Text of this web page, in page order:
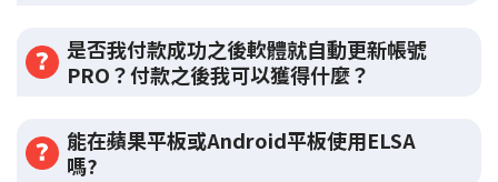
是否我付款成功之後軟體就自動更新帳號
PRO？付款之後我可以獲得什麼？
能在蘋果平板或Android平板使用ELSA
嗎?